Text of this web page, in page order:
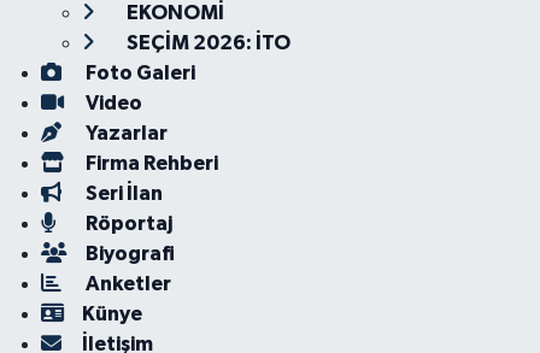
EKONOMİ
SEÇİM 2026: İTO
Foto Galeri
Video
Yazarlar
Firma Rehberi
Seri İlan
Röportaj
Biyografi
Anketler
Künye
İletişim